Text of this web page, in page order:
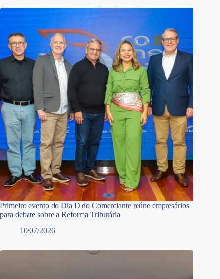
Primeiro evento do Dia D do Comerciante reúne empresários
para debate sobre a Reforma Tributária
10/07/2026